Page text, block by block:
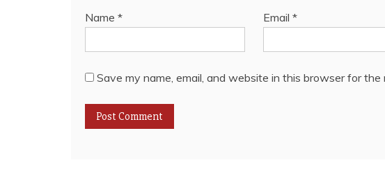
Name * Email*
Save my name, email, and website in this browser for